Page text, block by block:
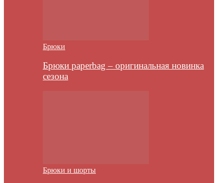
Брюки
Брюки paperbag – оригинальная новинка
сезона
Брюки и шорты